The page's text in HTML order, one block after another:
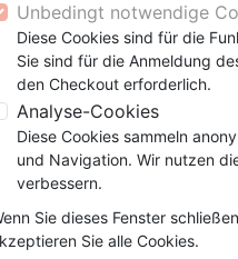
Testamente
(Religion,
Wachstum
Gemeinde
Gemeinde
Ehe
9 Jahre
Jahre
Latino, Folk
Soul
KonferenzMéthodes
Ebook
Autor :Rick
Beschreibung
Unbedingt notwendige
Diese Cookies sind für die
Sie sind für die Anmeldung
den Checkout erforderlich.
Analyse-Cookies
Diese Cookies sammeln
und Navigation. Wir nutzen
verbessern.
Sie dieses Fenster
Sie alle Cookies.